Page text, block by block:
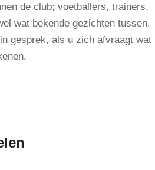
de club; voetballers, trainers,
wat bekende gezichten tussen.
gesprek, als u zich afvraagt wat